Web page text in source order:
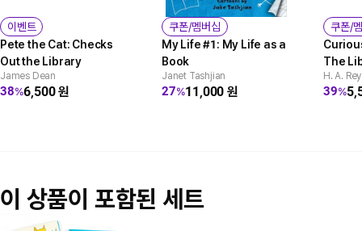
이벤트
Pete the Cat: Checks
Out the Library
James Dean
38%6,500원
쿠폰/멤버십
My Life #1: My Life as a
Book
Janet Tashjian
27%11,000원
쿠폰/
The
H. A. Rey
39%
이 상품이 포함된 세트